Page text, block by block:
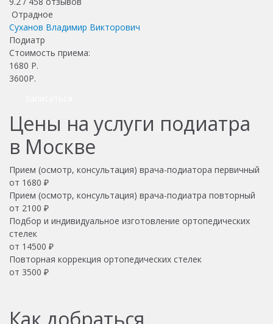
Отрадное
Суханов Владимир Викторович
Подиатр
Стоимость приема:
1680 Р.
3600Р.
Цены на услуги подиатра
в Москве
Прием (осмотр, консультация) врача-подиатора первичный
от 1680 ₽
Прием (осмотр, консультация) врача-подиатра повторный
от 2100 ₽
Подбор и индивидуальное изготовление ортопедических
стелек
от 14500 ₽
Повторная коррекция ортопедических стелек
от 3500 ₽
Как добраться